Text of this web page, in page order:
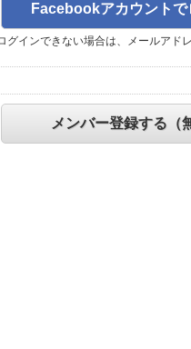
Facebookアカウントで
グインできない場合は、メールアド
メンバー登録する（